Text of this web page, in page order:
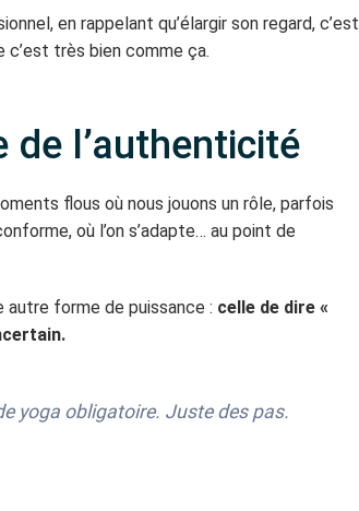
en rappelant qu’élargir son regard, c’est
très bien comme ça.
de l’authenticité
flous où nous jouons un rôle, parfois
où l’on s’adapte… au point de
autre forme de puissance : celle de dire «
yoga obligatoire. Juste des pas.